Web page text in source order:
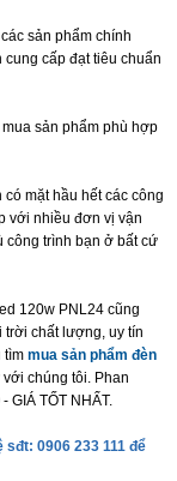
sản phẩm chính
cấp đạt tiêu chuẩn
sản phẩm phù hợp
mặt hầu hết các công
với nhiều đơn vị vận
công trình bạn ở bất cứ
120w PNL24 cũng
trời chất lượng, uy tín
tìm mua sản phẩm đèn
với chúng tôi. Phan
GIÁ TỐT NHẤT.
0906 233 111 để